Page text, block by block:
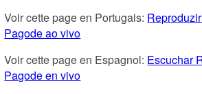
Voir cette page en Portugais:
Pagode ao vivo
Voir cette page en Espagnol: Escuchar
Pagode en vivo